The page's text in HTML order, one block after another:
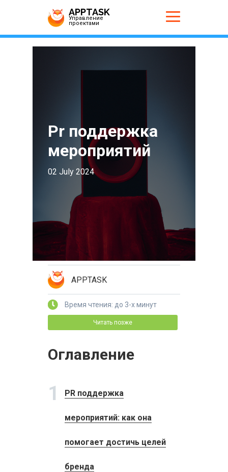
APPTASK
Управление
проектами
Pr поддержка
мероприятий
02 July 2024
APPTASK
Время чтения: до 3-х минут
Читать позже
Оглавление
1 PR поддержка
мероприятий: как она
помогает достичь целей
бренда